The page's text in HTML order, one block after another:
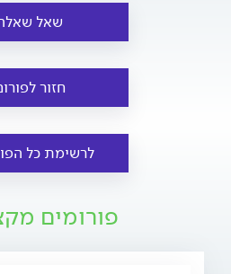
שאל
חזור
לרשימת כל
פורומים